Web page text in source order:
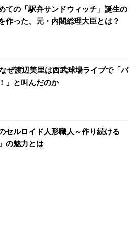
ての「駅弁サンドウィッチ」誕生の
作った、元・内閣総理大臣とは？
ぜ渡辺美里は西武球場ライブで「バ
」と叫んだのか
セルロイド人形職人～作り続ける
の魅力とは